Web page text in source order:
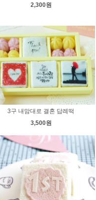
2,300원
3구 내맘대로 결혼 답례떡
3,500원